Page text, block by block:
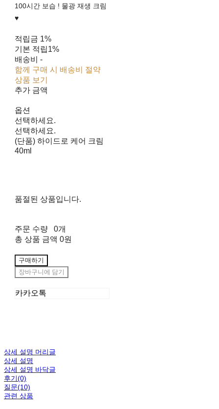
100시간 보습 ! 물광 재생 크림
♥︎
적립금 1%
기본 적립1%
배송비 -
함께 구매 시 배송비 절약
상품 보기
추가 금액
옵션
선택하세요.
선택하세요.
(단품) 하이드로 케어 크림
40ml
품절된 상품입니다.
주문 수량
0개
총 상품 금액 0원
구매하기
장바구니에 담기
카카오톡
상세 설명 머리글
상세 설명
상세 설명 바닥글
후기(0)
질문(10)
관련 상품